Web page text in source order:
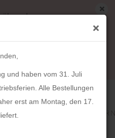
und haben vom 31. Juli
Alle Bestellungen
erst am Montag, den 17.
unserer
Uhr bis 16.
werden ab Montag,
versendet.
»